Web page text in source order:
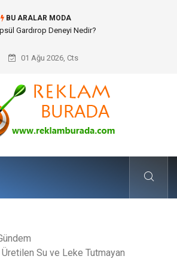
BU ARALAR MODA
Modern Yaşamda Sanatla Gelen Dinginlik
01 Ağu 2026, Cts
Su ve Leke Tutmayan